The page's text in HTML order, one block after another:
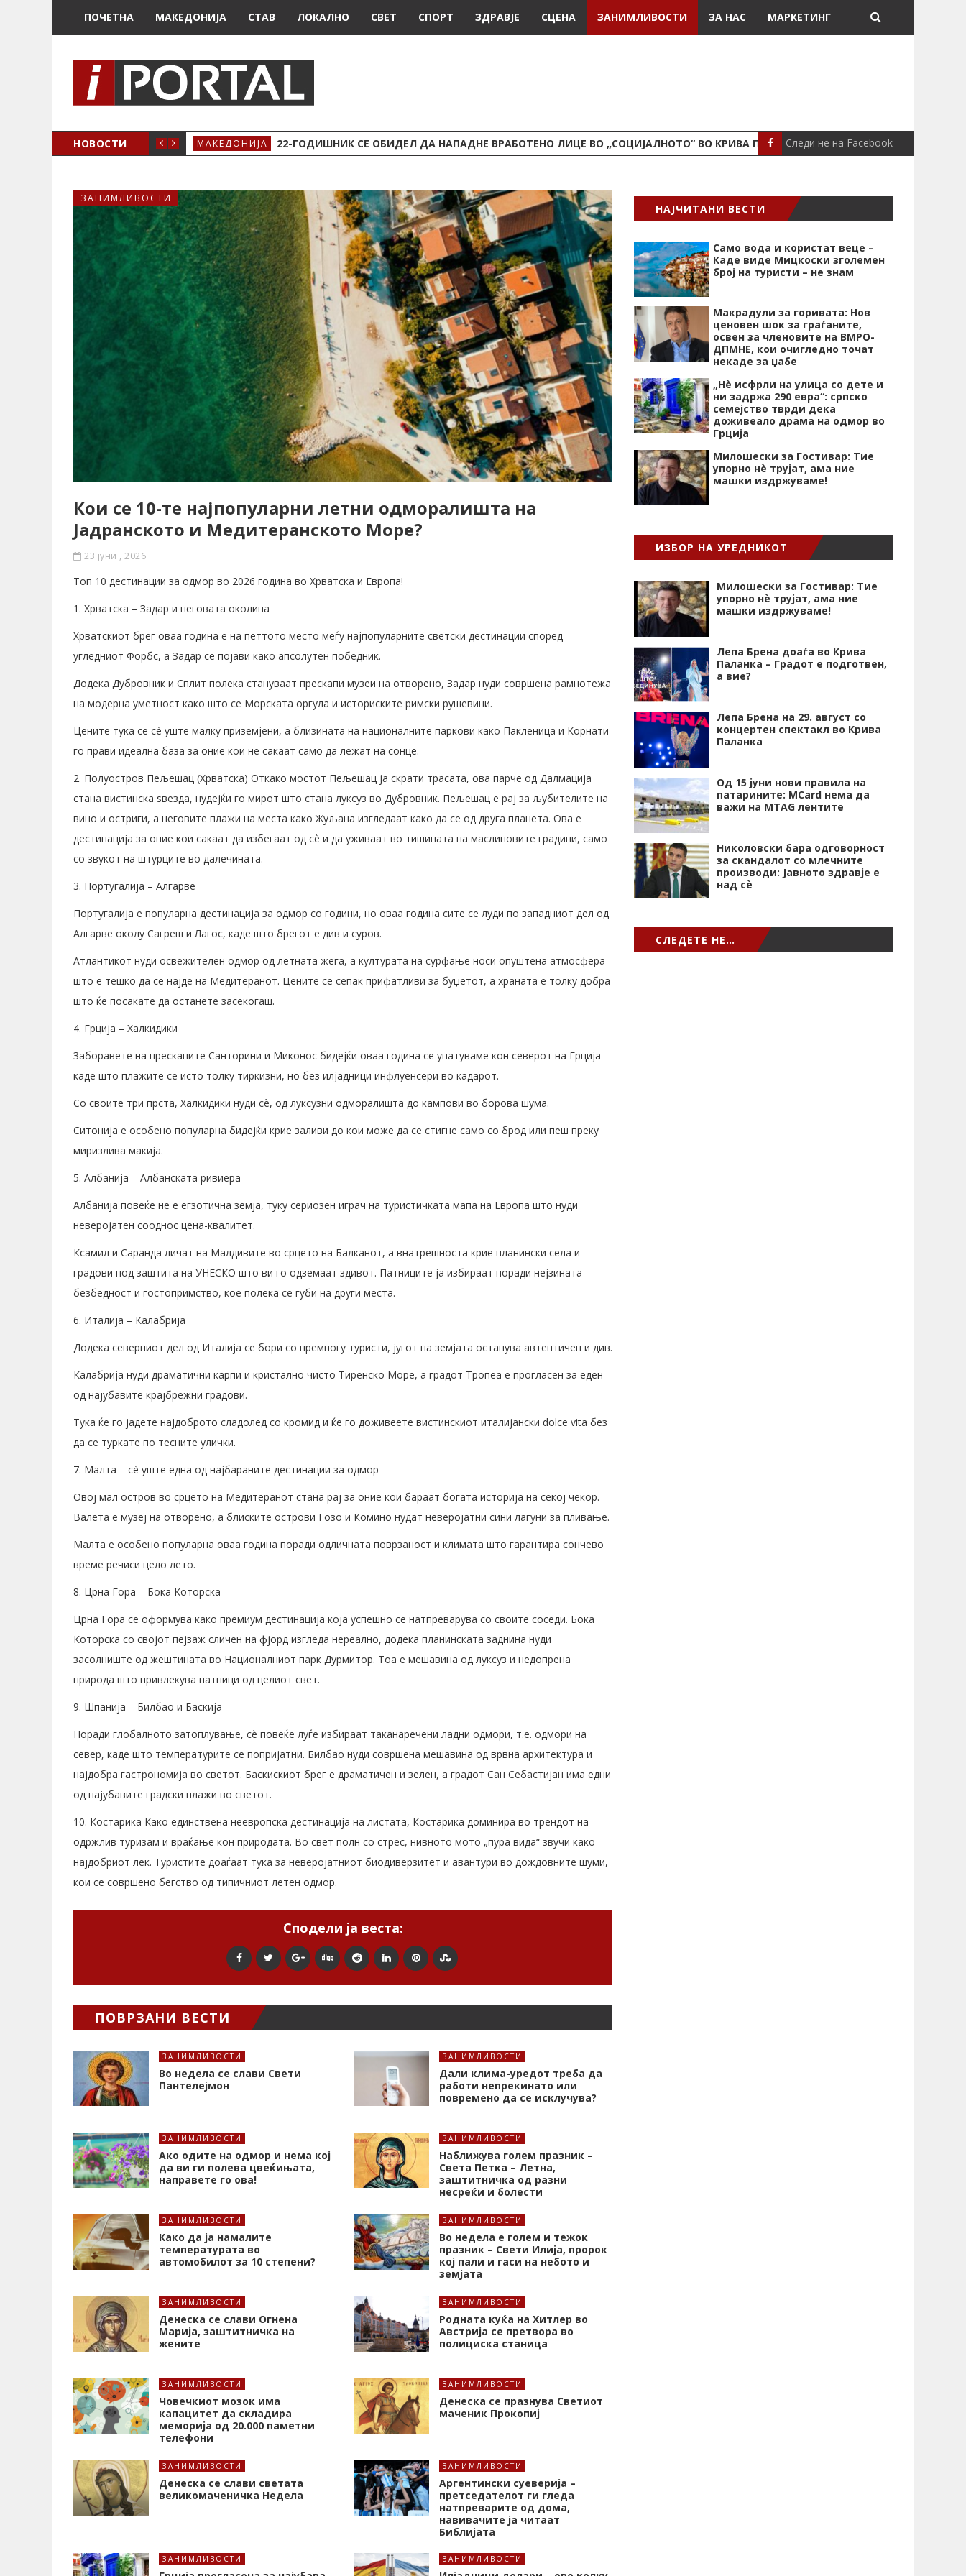
ПОЧЕТНА МАКЕДОНИЈА СТАВ ЛОКАЛНО СВЕТ СПОРТ ЗДРАВЈЕ СЦЕНА ЗАНИМЛИВОСТИ ЗА НАС МАРКЕТИНГ
НОВОСТИ
ЖЕНСКО ЗДРАВЈЕ ВО КРИВА ПАЛАНКА МАКЕДОНИЈА 22-ГОДИШНИК СЕ ОБИДЕЛ ДА НАПАДНЕ ВРАБОТЕНО ЛИЦЕ ВО „СОЦИЈАЛНОТО“ ВО КРИВА ПАЛАНКА ЛОКАЛНО ПОЖАР ВО
Следи не на Facebook
ЗАНИМЛИВОСТИ
Кои се 10-те најпопуларни летни одморалишта на
Јадранското и Медитеранското Море?
23 јуни , 2026
Топ 10 дестинации за одмор во 2026 година во Хрватска и Европа!
1. Хрватска – Задар и неговата околина
Хрватскиот брег оваа година е на петтото место меѓу најпопуларните светски дестинации според
угледниот Форбс, а Задар се појави како апсолутен победник.
Додека Дубровник и Сплит полека стануваат прескапи музеи на отворено, Задар нуди совршена рамнотежа
на модерна уметност како што се Морската оргула и историските римски рушевини.
Цените тука се сè уште малку приземјени, а близината на националните паркови како Пакленица и Корнати
го прави идеална база за оние кои не сакаат само да лежат на сонце.
2. Полуостров Пељешац (Хрватска) Откако мостот Пељешац ја скрати трасата, ова парче од Далмација
стана вистинска ѕвезда, нудејќи го мирот што стана луксуз во Дубровник. Пељешац е рај за љубителите на
вино и остриги, а неговите плажи на места како Жуљана изгледаат како да се од друга планета. Ова е
дестинација за оние кои сакаат да избегаат од сè и да уживаат во тишината на маслиновите градини, само
со звукот на штурците во далечината.
3. Португалија – Алгарве
Португалија е популарна дестинација за одмор со години, но оваа година сите се луди по западниот дел од
Алгарве околу Сагреш и Лагос, каде што брегот е див и суров.
Атлантикот нуди освежителен одмор од летната жега, а културата на сурфање носи опуштена атмосфера
што е тешко да се најде на Медитеранот. Цените се сепак прифатливи за буџетот, а храната е толку добра
што ќе посакате да останете засекогаш.
4. Грција – Халкидики
Заборавете на прескапите Санторини и Миконос бидејќи оваа година се упатуваме кон северот на Грција
каде што плажите се исто толку тиркизни, но без илјадници инфлуенсери во кадарот.
Со своите три прста, Халкидики нуди сè, од луксузни одморалишта до кампови во борова шума.
Ситонија е особено популарна бидејќи крие заливи до кои може да се стигне само со брод или пеш преку
миризлива макија.
5. Албанија – Албанската ривиера
Албанија повеќе не е егзотична земја, туку сериозен играч на туристичката мапа на Европа што нуди
неверојатен сооднос цена-квалитет.
Ксамил и Саранда личат на Малдивите во срцето на Балканот, а внатрешноста крие планински села и
градови под заштита на УНЕСКО што ви го одземаат здивот. Патниците ја избираат поради нејзината
безбедност и гостопримство, кое полека се губи на други места.
6. Италија – Калабрија
Додека северниот дел од Италија се бори со премногу туристи, југот на земјата останува автентичен и див.
Калабрија нуди драматични карпи и кристално чисто Тиренско Море, а градот Тропеа е прогласен за еден
од најубавите крајбрежни градови.
Тука ќе го јадете најдоброто сладолед со кромид и ќе го доживеете вистинскиот италијански dolce vita без
да се туркате по тесните улички.
7. Малта – сè уште една од најбараните дестинации за одмор
Овој мал остров во срцето на Медитеранот стана рај за оние кои бараат богата историја на секој чекор.
Валета е музеј на отворено, а блиските острови Гозо и Комино нудат неверојатни сини лагуни за пливање.
Малта е особено популарна оваа година поради одличната поврзаност и климата што гарантира сончево
време речиси цело лето.
8. Црна Гора – Бока Которска
Црна Гора се оформува како премиум дестинација која успешно се натпреварува со своите соседи. Бока
Которска со својот пејзаж сличен на фјорд изгледа нереално, додека планинската заднина нуди
засолниште од жештината во Националниот парк Дурмитор. Тоа е мешавина од луксуз и недопрена
природа што привлекува патници од целиот свет.
9. Шпанија – Билбао и Баскија
Поради глобалното затоплување, сè повеќе луѓе избираат таканаречени ладни одмори, т.е. одмори на
север, каде што температурите се попријатни. Билбао нуди совршена мешавина од врвна архитектура и
најдобра гастрономија во светот. Баскискиот брег е драматичен и зелен, а градот Сан Себастијан има едни
од најубавите градски плажи во светот.
10. Костарика Како единствена неевропска дестинација на листата, Костарика доминира во трендот на
одржлив туризам и враќање кон природата. Во свет полн со стрес, нивното мото „пура вида“ звучи како
најдобриот лек. Туристите доаѓаат тука за неверојатниот биодиверзитет и авантури во дождовните шуми,
кои се совршено бегство од типичниот летен одмор.
Сподели ја веста:
ПОВРЗАНИ ВЕСТИ
ЗАНИМЛИВОСТИ
Во недела се слави Свети
Пантелејмон
ЗАНИМЛИВОСТИ
Дали клима-уредот треба да
работи непрекинато или
повремено да се исклучува?
ЗАНИМЛИВОСТИ
Ако одите на одмор и нема кој
да ви ги полева цвеќињата,
направете го ова!
ЗАНИМЛИВОСТИ
Наближува голем празник –
Света Петка – Летна,
заштитничка од разни
несреќи и болести
ЗАНИМЛИВОСТИ
Како да ја намалите
температурата во
автомобилот за 10 степени?
ЗАНИМЛИВОСТИ
Во недела е голем и тежок
празник – Свети Илија, пророк
кој пали и гаси на небото и
земјата
ЗАНИМЛИВОСТИ
Денеска се слави Огнена
Марија, заштитничка на
жените
ЗАНИМЛИВОСТИ
Родната куќа на Хитлер во
Австрија се претвора во
полициска станица
ЗАНИМЛИВОСТИ
Човечкиот мозок има
капацитет да складира
меморија од 20.000 паметни
телефони
ЗАНИМЛИВОСТИ
Денеска се празнува Светиот
маченик Прокопиј
ЗАНИМЛИВОСТИ
Денеска се слави светата
великомаченичка Недела
ЗАНИМЛИВОСТИ
Аргентински суеверија –
претседателот ги гледа
натпреварите од дома,
навивачите ја читаат
Библијата
ЗАНИМЛИВОСТИ ЗАНИМЛИВОСТИ
НАЈЧИТАНИ ВЕСТИ
Само вода и користат веце –
Каде виде Мицкоски зголемен
број на туристи – не знам
Макрадули за горивата: Нов
ценовен шок за граѓаните,
освен за членовите на ВМРО-
ДПМНЕ, кои очигледно точат
некаде за џабе
„Нѐ исфрли на улица со дете и
ни задржа 290 евра“: српско
семејство тврди дека
доживеало драма на одмор во
Грција
Милошески за Гостивар: Тие
упорно нѐ трујат, ама ние
машки издржуваме!
ИЗБОР НА УРЕДНИКОТ
Милошески за Гостивар: Тие
упорно нѐ трујат, ама ние
машки издржуваме!
Лепа Брена доаѓа во Крива
Паланка – Градот е подготвен,
а вие?
Лепа Брена на 29. август со
концертен спектакл во Крива
Паланка
Од 15 јуни нови правила на
патарините: MCard нема да
важи на MTAG лентите
Николовски бара одговорност
за скандалот со млечните
производи: Јавното здравје е
над сѐ
СЛЕДЕТЕ НЕ…